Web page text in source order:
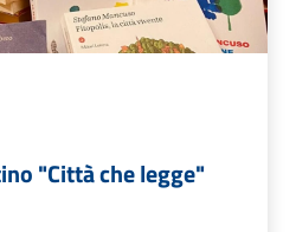
"Città che legge"